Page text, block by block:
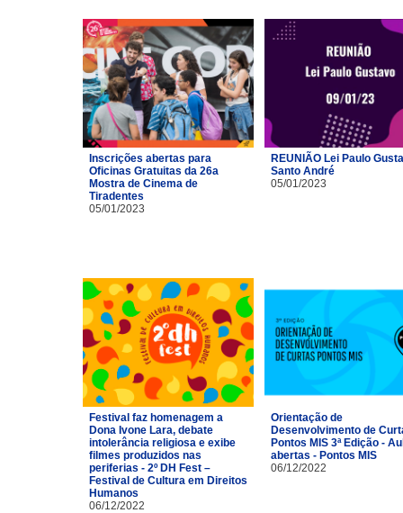
Inscrições abertas para
Oficinas Gratuitas da 26a
Mostra de Cinema de
Tiradentes
05/01/2023
REUNIÃO Lei Paulo
Santo André
05/01/2023
Festival faz homenagem a
Dona Ivone Lara, debate
intolerância religiosa e exibe
filmes produzidos nas
periferias - 2º DH Fest –
Festival de Cultura em Direitos
Humanos
06/12/2022
Orientação de
Desenvolvimento de
Pontos MIS 3ª Edição -
abertas - Pontos MIS
06/12/2022